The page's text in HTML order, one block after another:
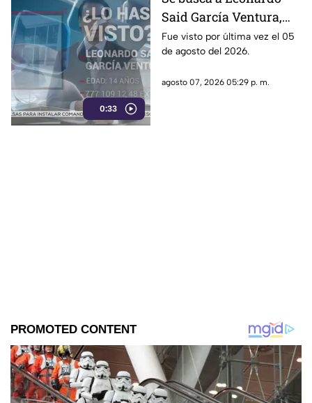
entre ellos Rubén Rocha y
Enrique Inzunza.
0:33
Said García Ventura,
desaparecido en
Cuernavaca
Fue visto por última vez el 05
de agosto del 2026.
agosto 07, 2026 05:29 p. m.